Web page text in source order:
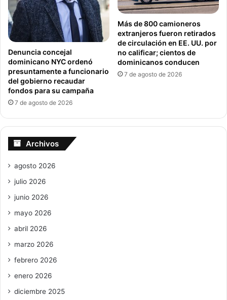
Denuncia concejal
dominicano NYC ordenó
presuntamente a funcionario
del gobierno recaudar
fondos para su campaña
7 de agosto de 2026
Más de 800 camioneros
extranjeros fueron retirados
de circulación en EE. UU. por
no calificar; cientos de
dominicanos conducen
7 de agosto de 2026
Archivos
agosto 2026
julio 2026
junio 2026
mayo 2026
abril 2026
marzo 2026
febrero 2026
enero 2026
diciembre 2025